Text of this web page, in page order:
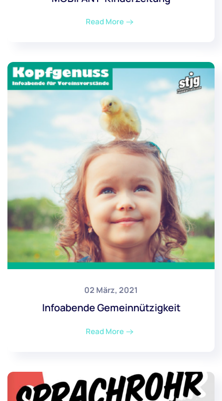
Read More
02 März, 2021
Infoabende Gemeinnützigkeit
Read More